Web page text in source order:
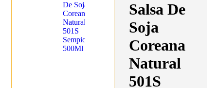
Salsa De
Soja
Coreana
Natural
501S